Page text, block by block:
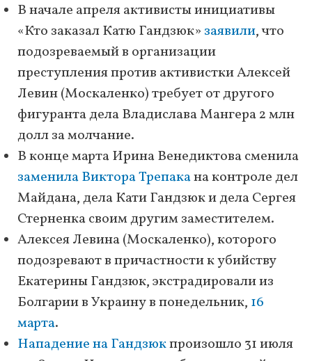
В начале апреля активисты инициативы
«Кто заказал Катю Гандзюк» заявили, что
подозреваемый в организации
преступления против активистки Алексей
Левин (Москаленко) требует от другого
фигуранта дела Владислава Мангера 2 млн
долл за молчание.
В конце марта Ирина Венедиктова сменила
заменила Виктора Трепакана контроле дел
Майдана, дела Кати Гандзюк и дела Сергея
Стерненка своим другим заместителем.
Алексея Левина (Москаленко), которого
подозревают в причастности к убийству
Екатерины Гандзюк, экстрадировали из
Болгарии в Украину в понедельник, 16
марта.
Нападение на Гандзюкпроизошло 31 июля